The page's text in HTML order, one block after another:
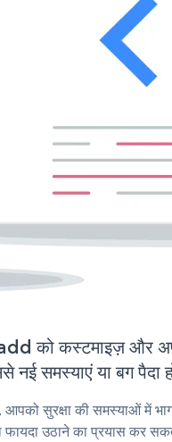
को कस्टमाइज़ और
समस्याएं या बग पैदा
सुरक्षा की समस्याओं में
उठाने का प्रयास कर